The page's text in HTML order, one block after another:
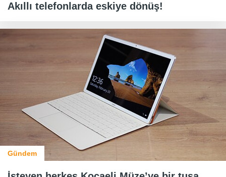
Akıllı telefonlarda eskiye dönüş!
Gündem